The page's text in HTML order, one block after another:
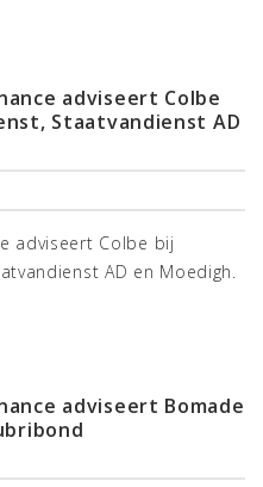
adviseert Colbe
Staatvandienst AD
adviseert Colbe bij
AD en Moedigh.
adviseert Bomade